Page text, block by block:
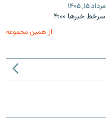
مرداد ۱۵, ۱۴۰۵
سرخط خبرها ۴:۰۰
از همین مجموعه